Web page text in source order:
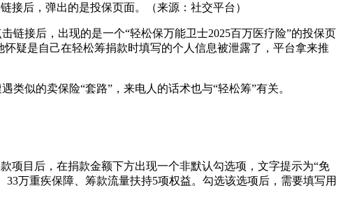
接后，弹出的是投保页面。（来源：社交平台）
链接后，出现的是一个“轻松保万能卫士2025百万医疗险”的投保页
疑是自己在轻松筹捐款时填写的个人信息被泄露了，平台拿来推
似的卖保险“套路”，来电人的话术也与“轻松筹”有关。
项目后，在捐款金额下方出现一个非默认勾选项，文字提示为“免
万重疾保障、筹款流量扶持5项权益。勾选该选项后，需要填写用